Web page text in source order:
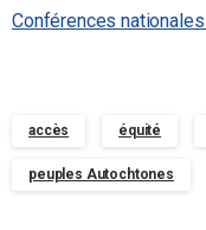
Conférences
accès équité
peuples Autochtones